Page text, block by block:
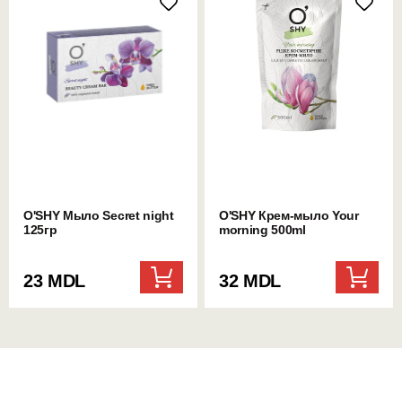
O'SHY Мыло Secret night
125гр
23 MDL
O'SHY Крем-мыло Your
morning 500ml
32 MDL